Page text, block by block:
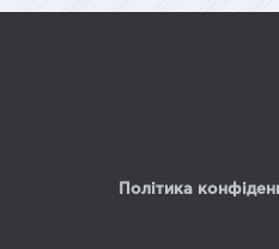
Політика